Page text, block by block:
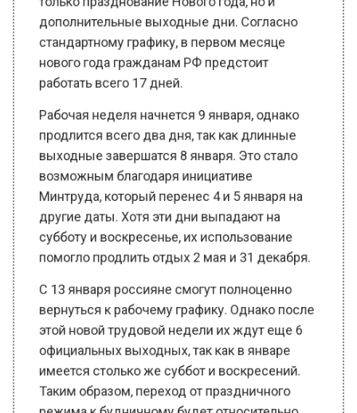
стандартному графику, в первом месяце
нового года гражданам РФ предстоит
работать всего 17 дней.
продлится всего два дня, так как длинные
выходные завершатся 8 января. Это стало
возможным благодаря инициативе
Минтруда, который перенес 4 и 5 января на
другие даты. Хотя эти дни выпадают на
субботу и воскресенье, их использование
помогло продлить отдых 2 мая и 31 декабря.
С 13 января россияне смогут полноценно
вернуться к рабочему графику. Однако после
этой новой трудовой недели их ждут еще 6
официальных выходных, так как в январе
имеется столько же суббот и воскресений.
Таким образом, переход от праздничного